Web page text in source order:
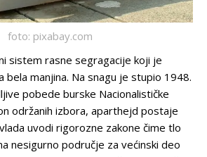
foto: pixabay.com
sistem rasne segragacije koji je
bela manjina. Na snagu je stupio 1948.
pobede burske Nacionalističke
održanih izbora, aparthejd postaje
uvodi rigorozne zakone čime tlo
nesigurno područje za većinski deo